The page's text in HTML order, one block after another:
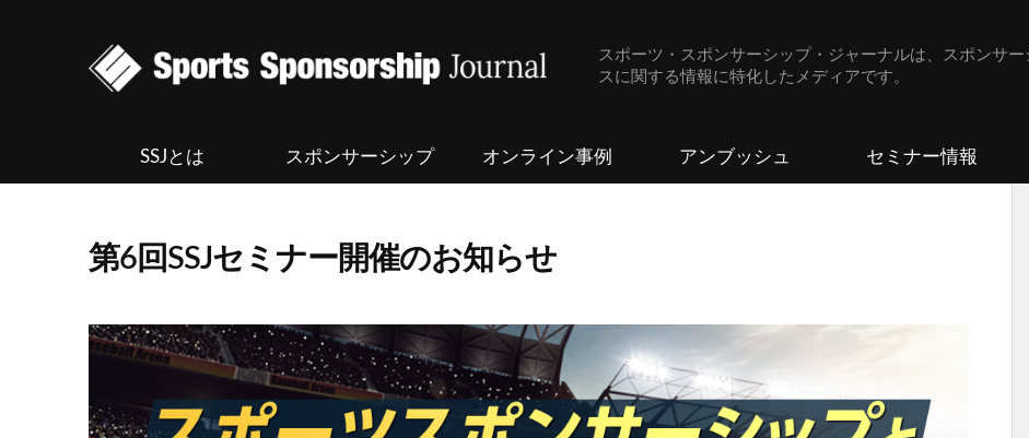
スポーツ・スポンサーシップ・ジャーナルは、スポンサ
スに関する情報に特化したメディアです。
SSJとは スポンサーシップ オンライン事例 アンブッシュ セミナー情報
第6回SSJセミナー開催のお知らせ